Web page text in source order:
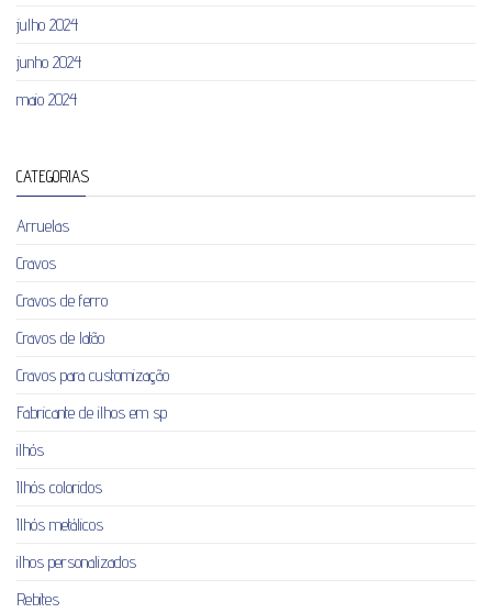
julho 2024
junho 2024
maio 2024
CATEGORIAS
Arruelas
Cravos
Cravos de ferro
Cravos de latão
Cravos para customização
Fabricante de ilhos em sp
ilhós
Ilhós coloridos
Ilhós metálicos
ilhos personalizados
Rebites